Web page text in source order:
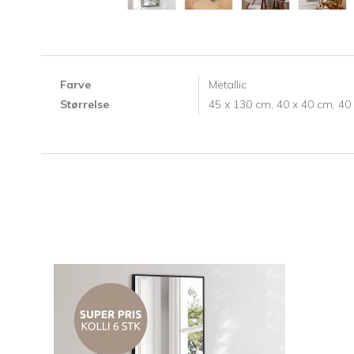
Farve
Metallic
Størrelse
45 x 130 cm, 40 x 40 cm, 40